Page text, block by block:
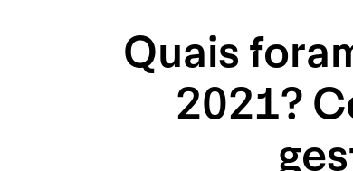
Quais
2021?